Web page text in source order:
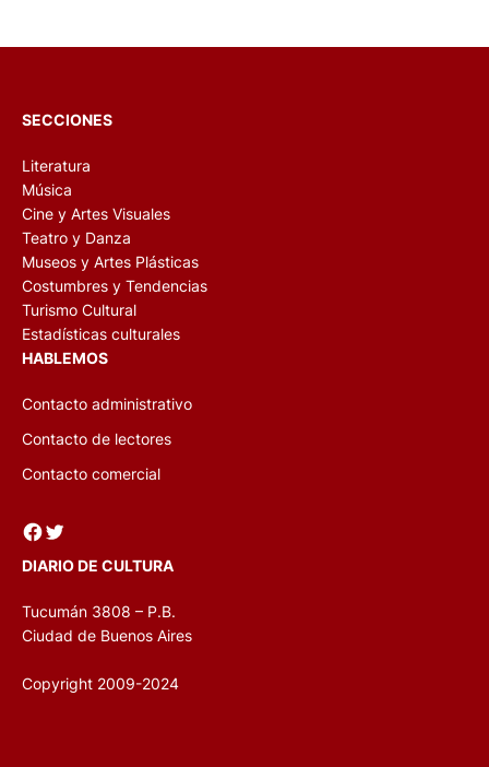
SECCIONES
Literatura
Música
Cine y Artes Visuales
Teatro y Danza
Museos y Artes Plásticas
Costumbres y Tendencias
Turismo Cultural
Estadísticas culturales
HABLEMOS
Contacto administrativo
Contacto de lectores
Contacto comercial
Facebook Twitter
DIARIO DE CULTURA
Tucumán 3808 – P.B.
Ciudad de Buenos Aires
Copyright 2009-2024